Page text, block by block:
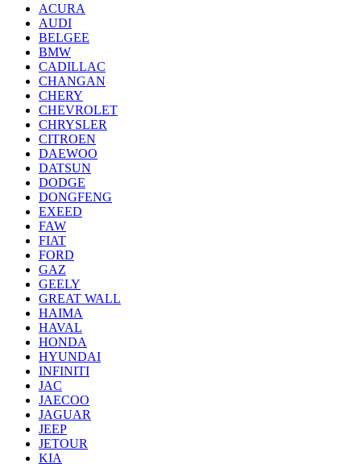
ACURA
AUDI
BELGEE
BMW
CADILLAC
CHANGAN
CHERY
CHEVROLET
CHRYSLER
CITROEN
DAEWOO
DATSUN
DODGE
DONGFENG
EXEED
FAW
FIAT
FORD
GAZ
GEELY
GREAT WALL
HAIMA
HAVAL
HONDA
HYUNDAI
INFINITI
JAC
JAECOO
JAGUAR
JEEP
JETOUR
KIA